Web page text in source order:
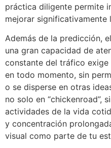
práctica diligente permite
mejorar significativamente
Además de la predicción,
una gran capacidad de
constante del tráfico
en todo momento, sin
o se disperse en otras
no solo en “chickenroad”,
actividades de la vida
y concentración
visual como parte de tu